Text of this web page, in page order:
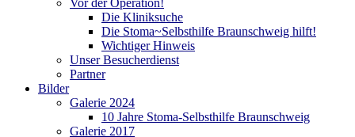
Die Kliniksuche
Die Stoma~Selbsthilfe Braunschweig hilft!
Wichtiger Hinweis
Unser Besucherdienst
Partner
Bilder
Galerie 2024
10 Jahre Stoma-Selbsthilfe Braunschweig
Galerie 2017